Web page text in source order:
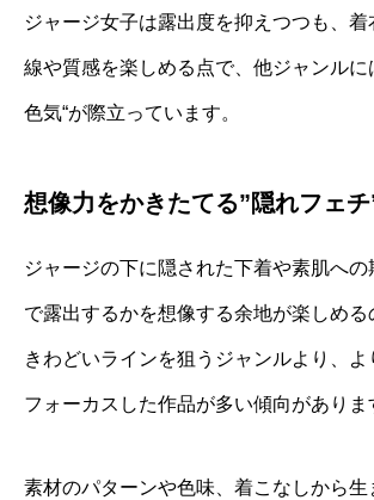
ジャージ女子は露出度を抑えつつも、着
線や質感を楽しめる点で、他ジャンルに
色気“が際立っています。
想像力をかきたてる”隠れフェ
ジャージの下に隠された下着や素肌への
で露出するかを想像する余地が楽しめる
きわどいラインを狙うジャンルより、よ
フォーカスした作品が多い傾向がありま
素材のパターンや色味、着こなしから生